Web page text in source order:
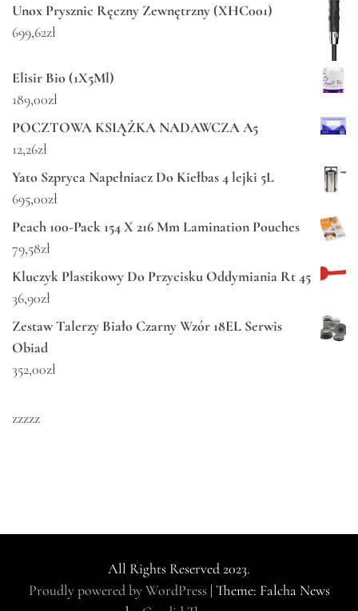
Unox Prysznic Ręczny Zewnętrzny (XHC001)
699,62zł
Elisir Bio (1X5Ml)
189,00zł
POCZTOWA KSIĄŻKA NADAWCZA A5
12,26zł
Yato Szpryca Napełniacz Do Kiełbas 4 lejki 5L
695,00zł
Peach 100-Pack 154 X 216 Mm Lamination Pouches
79,58zł
Kluczyk Plastikowy Do Przycisku Oddymiania Rt 45
36,90zł
Zestaw Talerzy Biało Czarny Wzór 18EL Serwis
Obiad
352,00zł
zzzzz
All Rights Reserved 2023.
Proudly powered by WordPress | Theme: Falcha News